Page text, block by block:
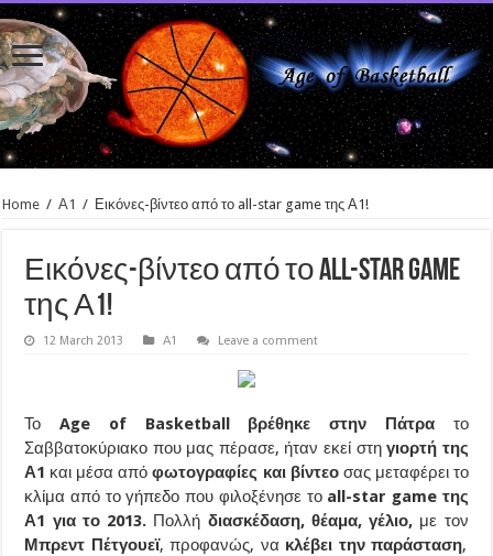
Home / Α1 / Εικόνες-βίντεο από το all-star game της Α1!
Εικόνες-βίντεο από το all-star game
της Α1!
12 March 2013 Α1 Leave a comment
ΤοAge of Basketball βρέθηκε στην Πάτρα το
Σαββατοκύριακο που μας πέρασε, ήταν εκεί στηγιορτή της
Α1 και μέσα απόφωτογραφίες και βίντεο σας μεταφέρει το
κλίμα από το γήπεδο που φιλοξένησε το all-star game της
Α1 για το 2013. Πολλή διασκέδαση, θέαμα, γέλιο, με τον
Μπρεντ Πέτγουεϊ, προφανώς, να κλέβει την παράσταση,